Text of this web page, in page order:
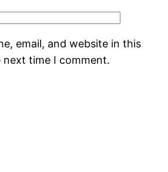
email, and website in this
time I comment.